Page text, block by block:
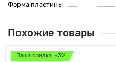
Форма пластины
Похожие товары
Ваша скидка: -3%